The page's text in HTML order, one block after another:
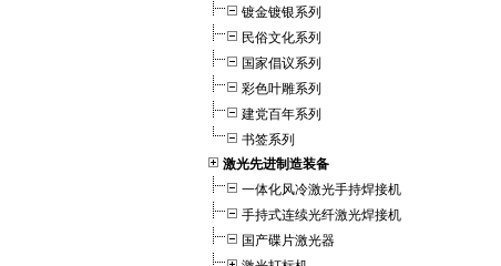
镀金镀银系列
民俗文化系列
国家倡议系列
彩色叶雕系列
建党百年系列
书签系列
激光先进制造装备
一体化风冷激光手持焊接机
手持式连续光纤激光焊接机
国产碟片激光器